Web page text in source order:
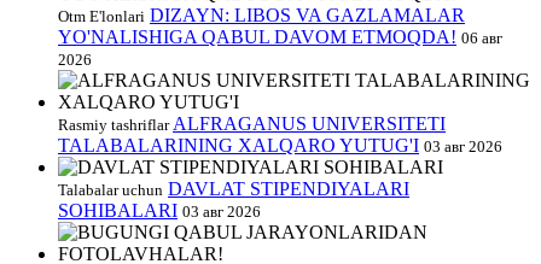
Otm E'lonlari DIZAYN: LIBOS VA GAZLAMALAR
YO'NALISHIGA QABUL DAVOM ETMOQDA! 06 авг
2026
Rasmiy tashriflar ALFRAGANUS UNIVERSITETI
TALABALARINING XALQARO YUTUG'I 03 авг 2026
Talabalar uchun DAVLAT STIPENDIYALARI
SOHIBALARI 03 авг 2026